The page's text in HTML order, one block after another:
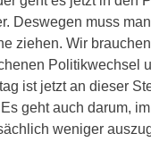
Deswegen muss
ziehen. Wir
Politikwechsel
ist jetzt an dieser
geht auch darum,
weniger